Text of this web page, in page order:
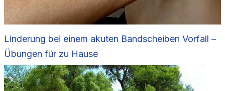
Linderung bei einem akuten Bandscheiben Vorfall –
Übungen für zu Hause